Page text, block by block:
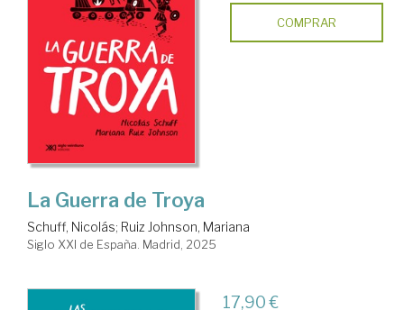
COMPRAR
La Guerra de Troya
Schuff, Nicolás; Ruiz Johnson, Mariana
Siglo XXI de España. Madrid, 2025
17,90 €